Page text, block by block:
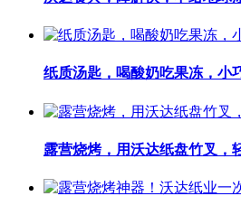
纸质汤匙，喝酸奶吃果冻，小
露营烧烤，用沃达纸盘竹叉，